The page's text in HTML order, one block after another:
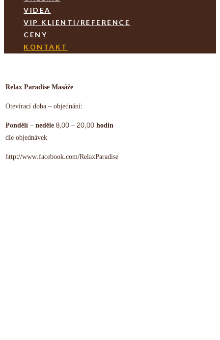
VIDEA
VIP KLIENTI/REFERENCE
CENY
KONTAKT
Relax Paradise Masáže
Otevírací doba – objednání:
Pondělí – neděle 8,00 – 20,00 hodin
dle objednávek
http://www.facebook.com/RelaxParadise